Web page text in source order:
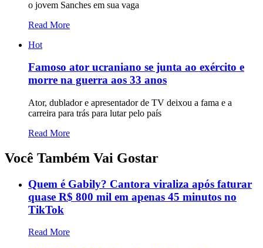
o jovem Sanches em sua vaga
Read More
Hot
Famoso ator ucraniano se junta ao exército e
morre na guerra aos 33 anos
Ator, dublador e apresentador de TV deixou a fama e a
carreira para trás para lutar pelo país
Read More
Você Também Vai Gostar
Quem é Gabily? Cantora viraliza após faturar
quase R$ 800 mil em apenas 45 minutos no
TikTok
Read More